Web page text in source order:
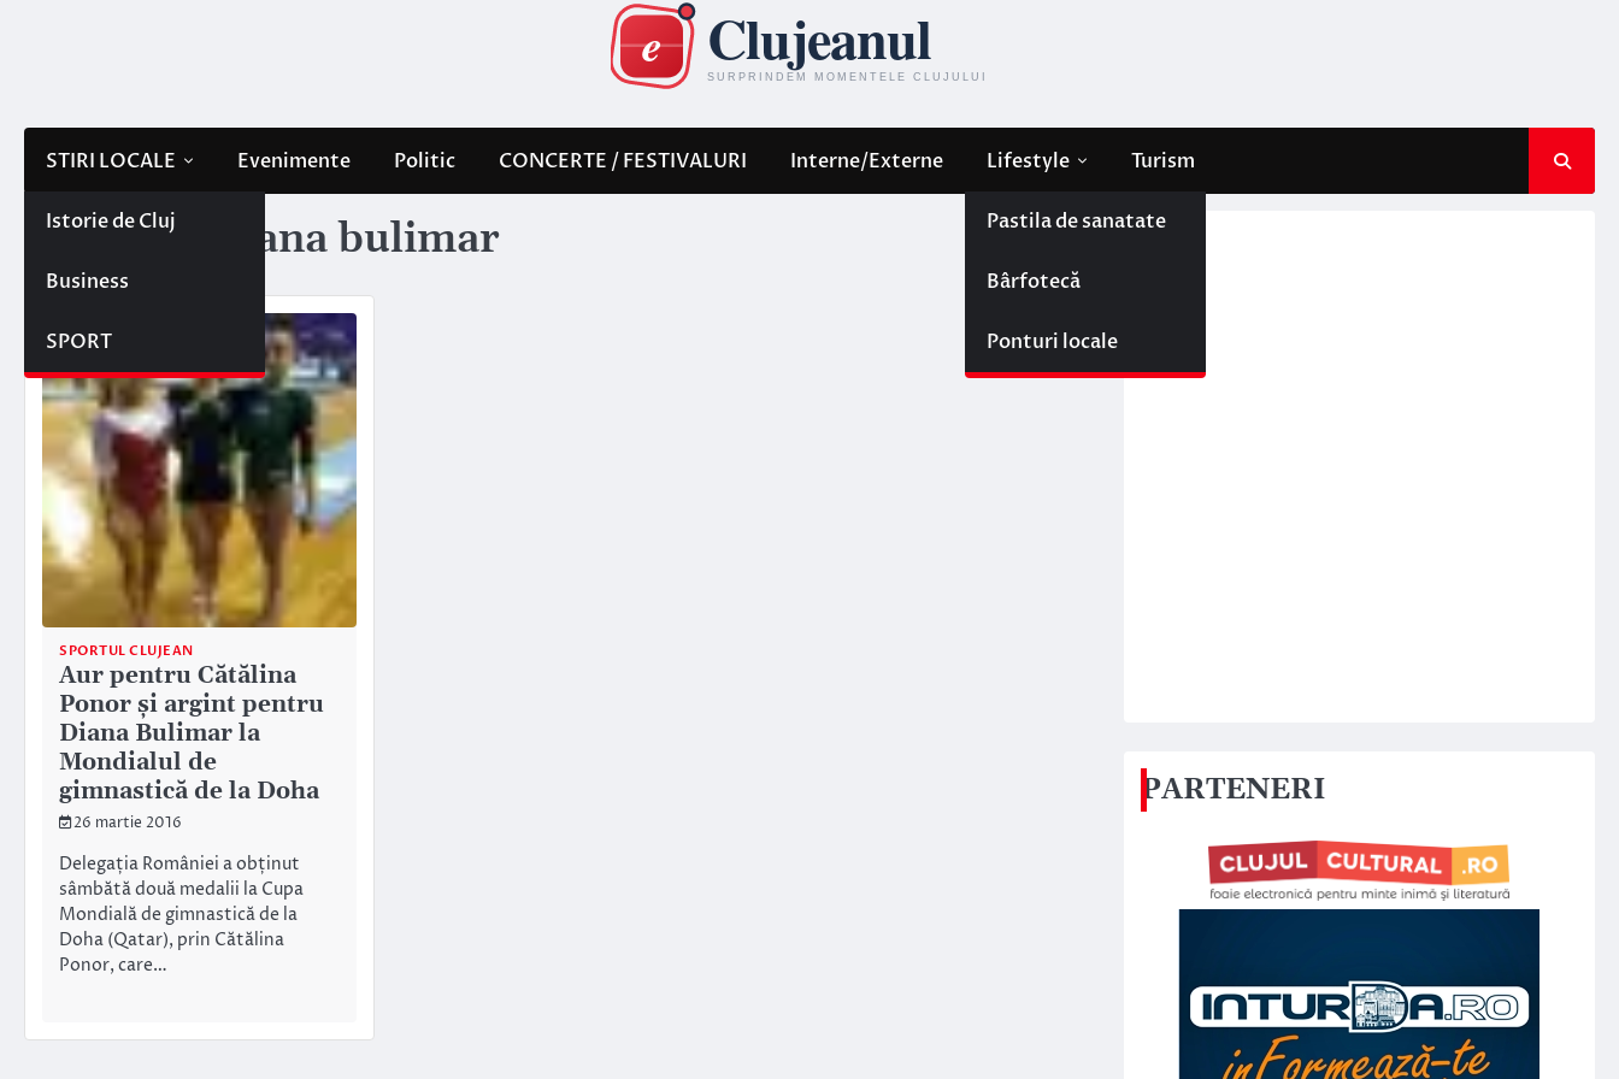
STIRI LOCALE
Istorie de Cluj
Business
SPORT
Evenimente Politic CONCERTE / FESTIVALURI Interne/Externe Lifestyle
Pastila de sanatate
Bârfotecă
Ponturi locale
Turism
Etichetă: diana bulimar
SPORTUL CLUJEAN
Aur pentru Cătălina
Ponor și argint pentru
Diana Bulimar la
Mondialul de
gimnastică de la Doha
26 martie 2016
Delegația României a obținut
sâmbătă două medalii la Cupa
Mondială de gimnastică de la
Doha (Qatar), prin Cătălina
Ponor, care…
PARTENERI